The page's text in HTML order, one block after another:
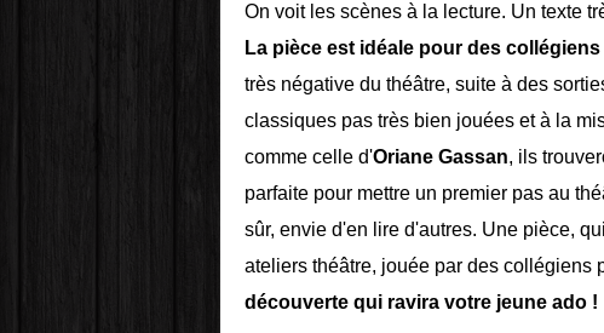
On voit les scènes à la lecture. Un texte
La pièce est idéale pour des collégiens
très négative du théâtre, suite à des
classiques pas très bien jouées et à la
comme celle d'Oriane Gassan, ils
parfaite pour mettre un premier pas au
sûr, envie d'en lire d'autres. Une pièce,
ateliers théâtre, jouée par des collégiens
découverte qui ravira votre jeune ado !